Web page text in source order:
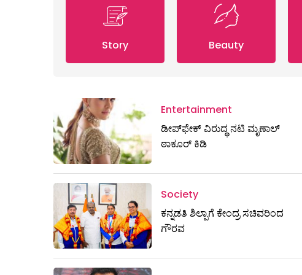
Story Beauty
Entertainment
ಡೀಪ್‌ಫೇಕ್ ವಿರುದ್ಧ ನಟಿ ಮೃಣಾಲ್
ಠಾಕೂರ್ ಕಿಡಿ
Society
ಕನ್ನಡತಿ ಶಿಲ್ಪಾಗೆ ಕೇಂದ್ರ ಸಚಿವರಿಂದ
ಗೌರವ